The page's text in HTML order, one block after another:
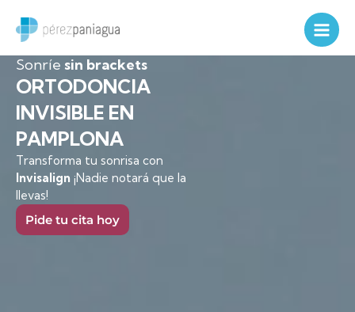
contenido
Sonríe sin brackets
ORTODONCIA
INVISIBLE EN
PAMPLONA
Transforma tu sonrisa con
Invisalign ¡Nadie notará que la
llevas!
Pide tu cita hoy